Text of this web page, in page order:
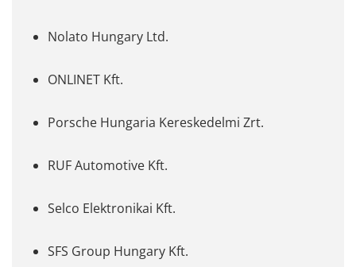
Nolato Hungary Ltd.
ONLINET Kft.
Porsche Hungaria Kereskedelmi Zrt.
RUF Automotive Kft.
Selco Elektronikai Kft.
SFS Group Hungary Kft.